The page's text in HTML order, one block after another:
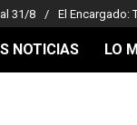
31/8 El Encargado:
NOTICIAS LO